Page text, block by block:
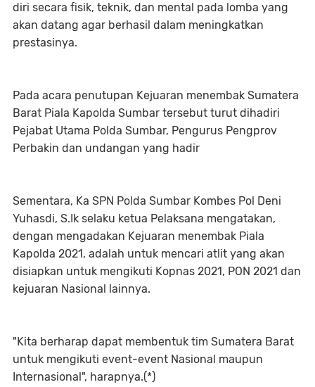
diri secara fisik, teknik, dan mental pada lomba yang
akan datang agar berhasil dalam meningkatkan
prestasinya.
Pada acara penutupan Kejuaran menembak Sumatera
Barat Piala Kapolda Sumbar tersebut turut dihadiri
Pejabat Utama Polda Sumbar, Pengurus Pengprov
Perbakin dan undangan yang hadir
Sementara, Ka SPN Polda Sumbar Kombes Pol Deni
Yuhasdi, S.Ik selaku ketua Pelaksana mengatakan,
dengan mengadakan Kejuaran menembak Piala
Kapolda 2021, adalah untuk mencari atlit yang akan
disiapkan untuk mengikuti Kopnas 2021, PON 2021 dan
kejuaran Nasional lainnya.
"Kita berharap dapat membentuk tim Sumatera Barat
untuk mengikuti event-event Nasional maupun
Internasional", harapnya.(*)